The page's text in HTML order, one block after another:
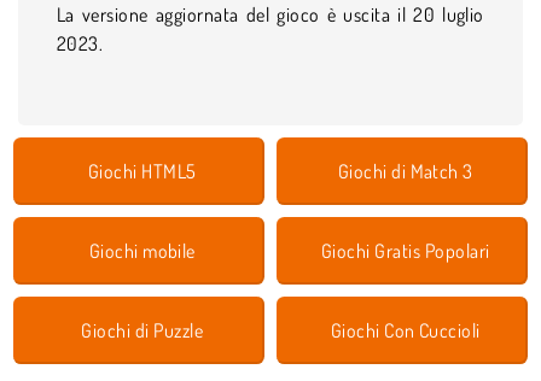
La versione aggiornata del gioco è uscita il 20 luglio
2023.
Giochi HTML5 Giochi di Match 3
Giochi mobile Giochi Gratis Popolari
Giochi di Puzzle Giochi Con Cuccioli